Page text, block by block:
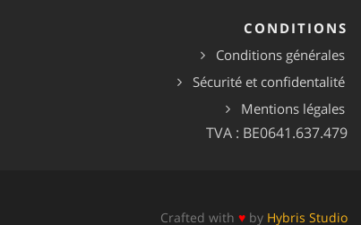
CONDITIONS
Conditions générales
Sécurité et confidentalité
Mentions légales
TVA : BE0641.637.479
Crafted with ♥ by Hybris Studio